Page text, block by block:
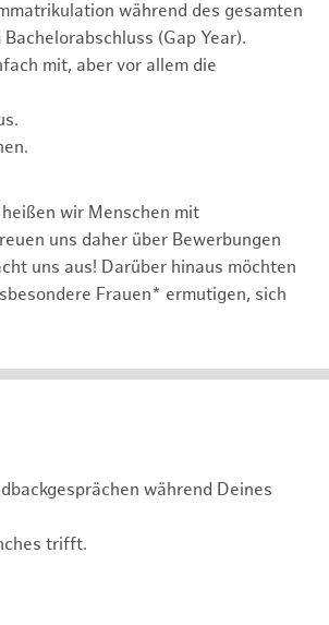
während des gesamten
(Gap Year).
mit, aber vor allem die
wir Menschen mit
uns daher über Bewerbungen
uns aus! Darüber hinaus möchten
Frauen* ermutigen, sich
während Deines
trifft.